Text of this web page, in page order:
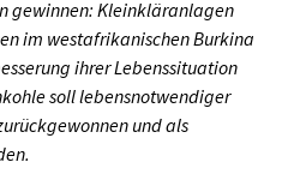
gewinnen: Kleinkläranlagen
im westafrikanischen Burkina
ihrer Lebenssituation
soll lebensnotwendiger
und als